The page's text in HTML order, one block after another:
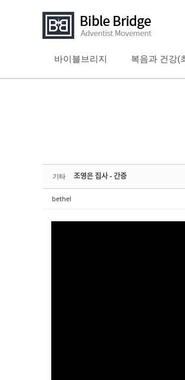
바이블브리지 복음과 건강(
기타 조영은 집사 - 간증
bethel